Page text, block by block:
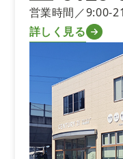
営業時間／9:00-
詳しく見る